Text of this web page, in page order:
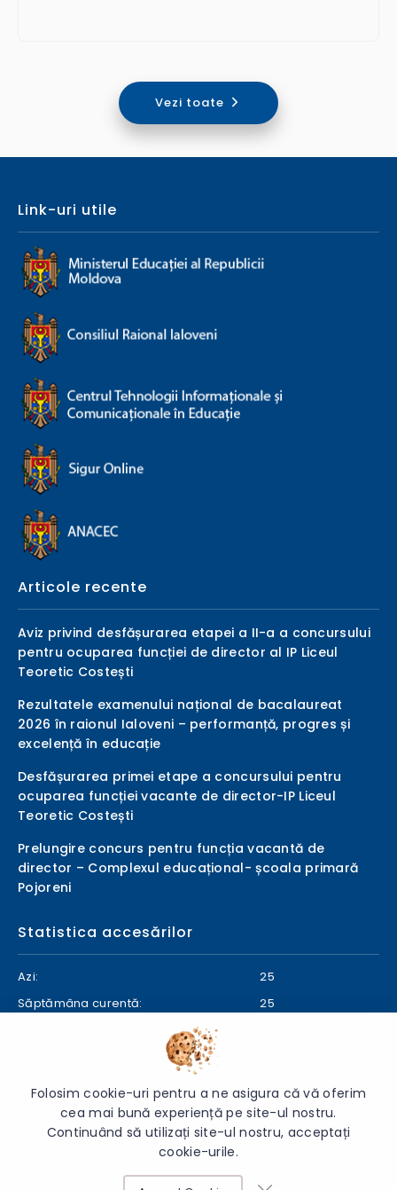
Vezi toate
Link-uri utile
Articole recente
Aviz privind desfășurarea etapei a II-a a concursului
pentru ocuparea funcției de director al IP Liceul
Teoretic Costești
Rezultatele examenului național de bacalaureat
2026 în raionul Ialoveni – performanță, progres și
excelență în educație
Desfășurarea primei etape a concursului pentru
ocuparea funcției vacante de director-IP Liceul
Teoretic Costești
Prelungire concurs pentru funcția vacantă de
director – Complexul educațional- școala primară
Pojoreni
Statistica accesărilor
Azi:
25
Săptămâna curentă:
25
© 2026 Direcția Generală Educație Ialoveni - Toate drepturile
rezervate.
Folosim cookie-uri pentru a ne asigura că vă oferim
cea mai bună experiență pe site-ul nostru.
Continuând să utilizați site-ul nostru, acceptați
cookie-urile.